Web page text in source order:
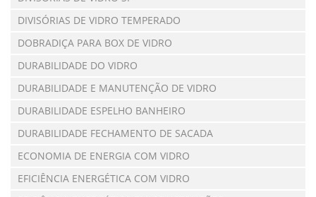
DIVISÓRIAS DE VIDRO TEMPERADO
DOBRADIÇA PARA BOX DE VIDRO
DURABILIDADE DO VIDRO
DURABILIDADE E MANUTENÇÃO DE VIDRO
DURABILIDADE ESPELHO BANHEIRO
DURABILIDADE FECHAMENTO DE SACADA
ECONOMIA DE ENERGIA COM VIDRO
EFICIÊNCIA ENERGÉTICA COM VIDRO